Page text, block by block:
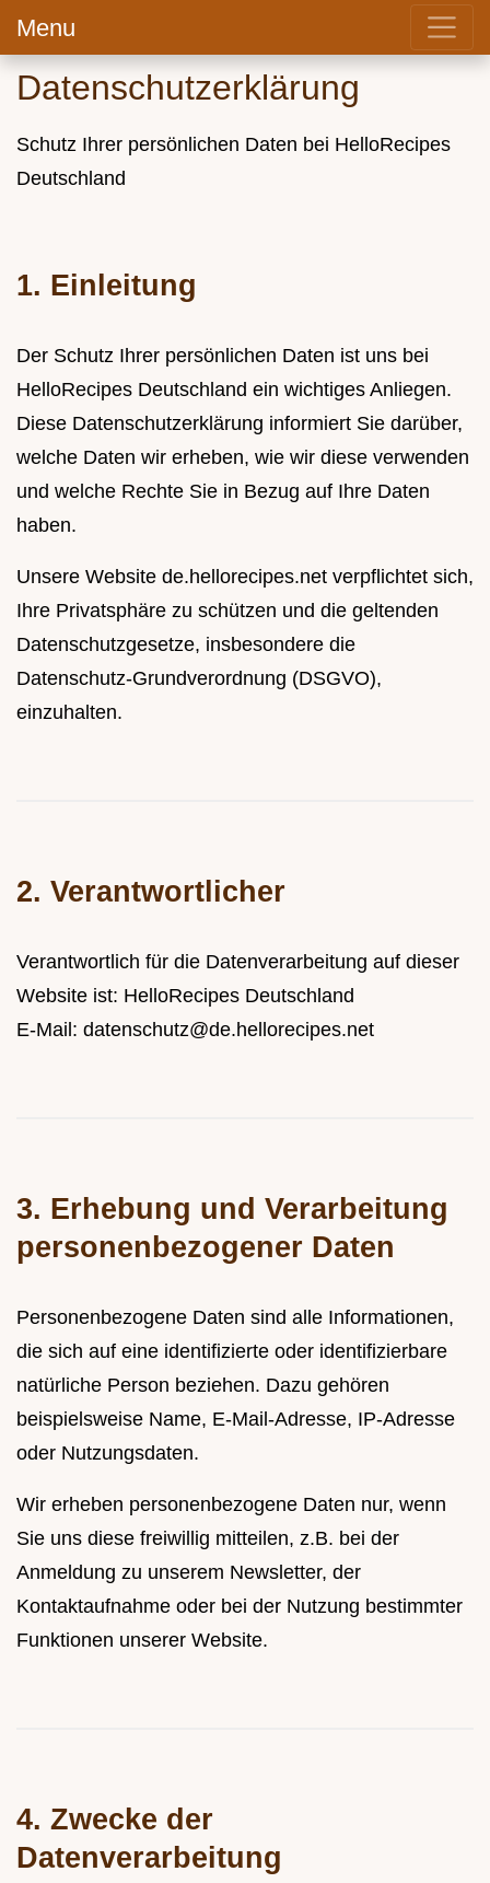
Menu
Datenschutzerklärung
Schutz Ihrer persönlichen Daten bei HelloRecipes
Deutschland
1. Einleitung
Der Schutz Ihrer persönlichen Daten ist uns bei
HelloRecipes Deutschland ein wichtiges Anliegen.
Diese Datenschutzerklärung informiert Sie darüber,
welche Daten wir erheben, wie wir diese verwenden
und welche Rechte Sie in Bezug auf Ihre Daten
haben.
Unsere Website de.hellorecipes.net verpflichtet sich,
Ihre Privatsphäre zu schützen und die geltenden
Datenschutzgesetze, insbesondere die
Datenschutz-Grundverordnung (DSGVO),
einzuhalten.
2. Verantwortlicher
Verantwortlich für die Datenverarbeitung auf dieser
Website ist: HelloRecipes Deutschland
E-Mail: datenschutz@de.hellorecipes.net
3. Erhebung und Verarbeitung
personenbezogener Daten
Personenbezogene Daten sind alle Informationen,
die sich auf eine identifizierte oder identifizierbare
natürliche Person beziehen. Dazu gehören
beispielsweise Name, E-Mail-Adresse, IP-Adresse
oder Nutzungsdaten.
Wir erheben personenbezogene Daten nur, wenn
Sie uns diese freiwillig mitteilen, z.B. bei der
Anmeldung zu unserem Newsletter, der
Kontaktaufnahme oder bei der Nutzung bestimmter
Funktionen unserer Website.
4. Zwecke der
Datenverarbeitung